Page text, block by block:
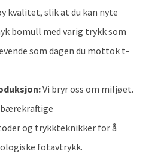
kvalitet, slik at du kan nyte
bomull med varig trykk som
som dagen du mottok t-
Vi bryr oss om miljøet.
og trykkteknikker for å
fotavtrykk.